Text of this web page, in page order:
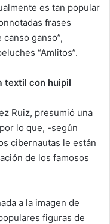
es tan popular
frases
ganso”,
“Amlitos”.
textil con huipil
Ruiz, presumió una
lo que, -según
cibernautas le están
de los famosos
a la imagen de
figuras de